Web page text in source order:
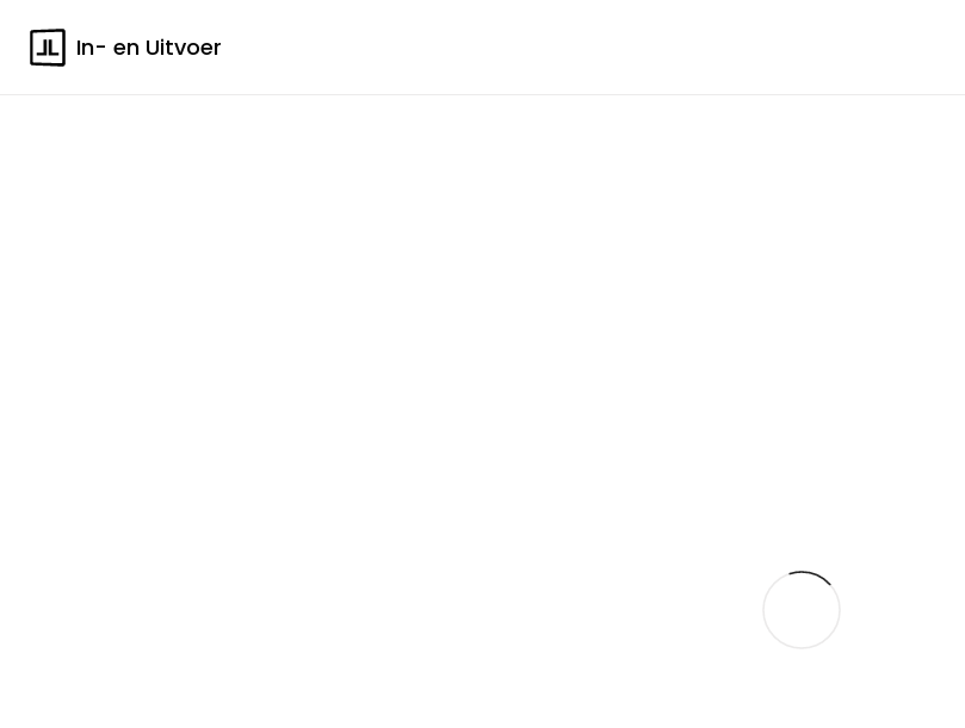
In- en Uitvoer